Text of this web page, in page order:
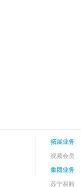
拓展业务
视频会员
集团业务
苏宁易购